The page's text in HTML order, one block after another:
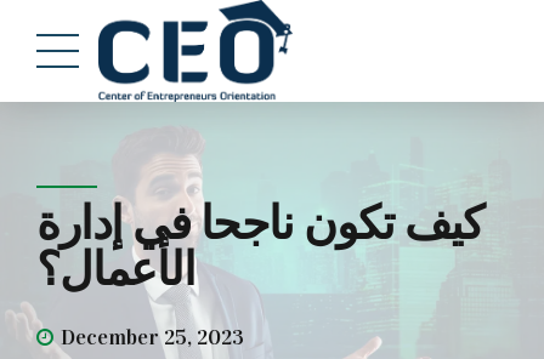
كيف تكون ناجحا في إدارة
الأعمال؟
December 25, 2023